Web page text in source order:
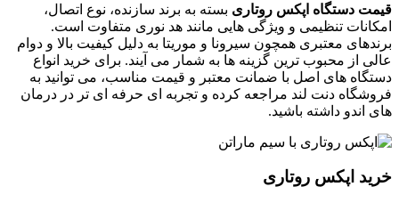
قیمت دستگاه اپکس روتاری بسته به برند سازنده، نوع اتصال،
امکانات تنظیمی و ویژگی هایی مانند هد نوری متفاوت است.
برندهای معتبری همچون سیرونا و موریتا به دلیل کیفیت بالا و دوام
عالی از محبوب ترین گزینه ها به شمار می آیند. برای خرید انواع
دستگاه های اصل با ضمانت معتبر و قیمت مناسب، می توانید به
فروشگاه دنت لند مراجعه کرده و تجربه ای حرفه ای تر در درمان
های اندو داشته باشید.
خرید اپکس روتاری